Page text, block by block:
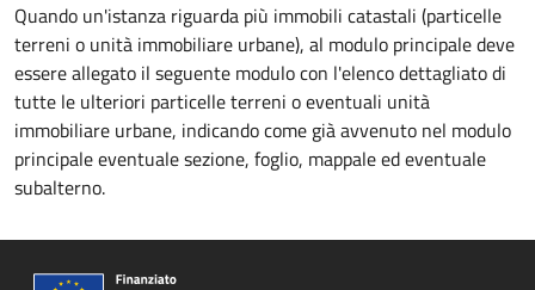
Quando un'istanza riguarda più immobili catastali (particelle
terreni o unità immobiliare urbane), al modulo principale deve
essere allegato il seguente modulo con l'elenco dettagliato di
tutte le ulteriori particelle terreni o eventuali unità
immobiliare urbane, indicando come già avvenuto nel modulo
principale eventuale sezione, foglio, mappale ed eventuale
subalterno.